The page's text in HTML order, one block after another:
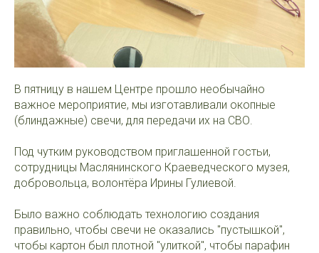
В пятницу в нашем Центре прошло необычайно
важное мероприятие, мы изготавливали окопные
(блиндажные) свечи, для передачи их на СВО.
Под чутким руководством приглашенной гостьи,
сотрудницы Маслянинского Краеведческого музея,
добровольца, волонтёра Ирины Гулиевой.
Было важно соблюдать технологию создания
правильно, чтобы свечи не оказались "пустышкой",
чтобы картон был плотной "улиткой", чтобы парафин